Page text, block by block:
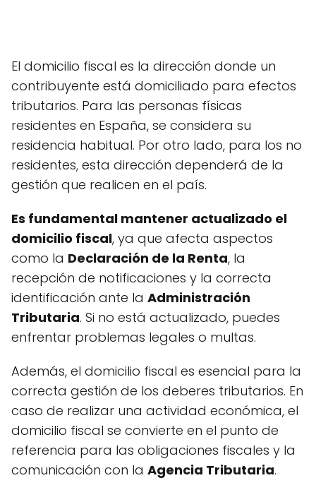
El domicilio fiscal es la dirección donde un
contribuyente está domiciliado para efectos
tributarios. Para las personas físicas
residentes en España, se considera su
residencia habitual. Por otro lado, para los no
residentes, esta dirección dependerá de la
gestión que realicen en el país.
Es fundamental mantener actualizado el
domicilio fiscal, ya que afecta aspectos
como la Declaración de la Renta, la
recepción de notificaciones y la correcta
identificación ante la Administración
Tributaria. Si no está actualizado, puedes
enfrentar problemas legales o multas.
Además, el domicilio fiscal es esencial para la
correcta gestión de los deberes tributarios. En
caso de realizar una actividad económica, el
domicilio fiscal se convierte en el punto de
referencia para las obligaciones fiscales y la
comunicación con la Agencia Tributaria.